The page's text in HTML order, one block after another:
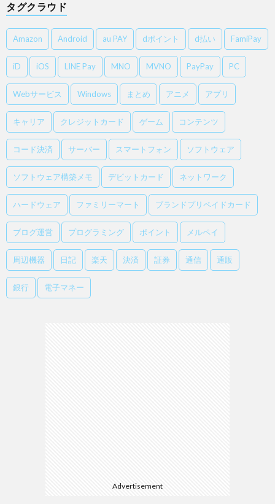
タグクラウド
Amazon Android au PAY dポイント d払い FamiPay
iD iOS LINE Pay MNO MVNO PayPay PC
Webサービス Windows まとめ アニメ アプリ
キャリア クレジットカード ゲーム コンテンツ
コード決済 サーバー スマートフォン ソフトウェア
ソフトウェア構築メモ デビットカード ネットワーク
ハードウェア ファミリーマート ブランドプリペイドカード
ブログ運営 プログラミング ポイント メルペイ
周辺機器 日記 楽天 決済 証券 通信 通販
銀行 電子マネー
Advertisement